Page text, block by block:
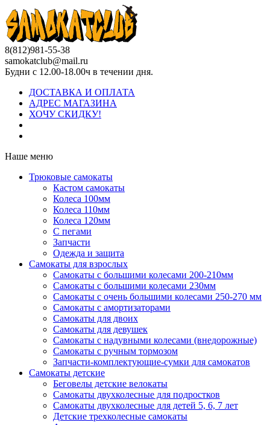
8(812)981-55-38
samokatclub@mail.ru
Будни с 12.00-18.00ч в течении дня.
ДОСТАВКА И ОПЛАТА
АДРЕС МАГАЗИНА
ХОЧУ СКИДКУ!
Наше меню
Трюковые самокаты
Кастом самокаты
Колеса 100мм
Колеса 110мм
Колеса 120мм
С пегами
Запчасти
Одежда и защита
Самокаты для взрослых
Самокаты с большими колесами 200-210мм
Самокаты с большими колесами 230мм
Самокаты с очень большими колесами 250-270 мм
Самокаты с амортизаторами
Самокаты для двоих
Самокаты для девушек
Самокаты с надувными колесами (внедорожные)
Самокаты с ручным тормозом
Запчасти-комплектующие-сумки для самокатов
Самокаты детские
Беговелы детские велокаты
Самокаты двухколесные для подростков
Самокаты двухколесные для детей 5, 6, 7 лет
Детские трехколесные самокаты